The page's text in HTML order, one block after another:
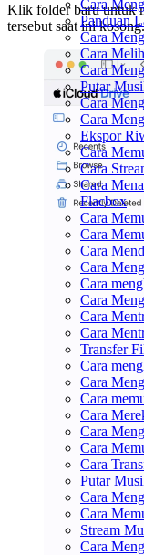
Cara
Panduan
Cara
Cara
Cara
Putar
Cara
Cara
Ekspor
Cara
Cara
Cara
Flacbox
Cara
Cara
Cara
Cara
Cara
Cara
Cara
Cara
Transfer
Cara
Cara
Cara
Cara
Cara
Cara
Cara
Putar
Cara
Cara
Stream
Cara
Klik folder baru untuk
tersebut saat ini kosong.